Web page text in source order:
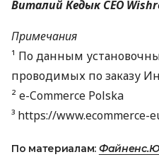
Виталий КедыкСЕО
Примечания
¹ По данным
проводимых по заказу
² e-Commerce Polska
³ https://www.ecommerce-
По материалам: